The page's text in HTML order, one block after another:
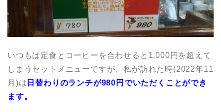
いつもは定食とコーヒーを合わせると1,000円を超えて
しまうセットメニューですが、私が訪れた時(2022年11
月)は 日替わりのランチが980円でいただくことができ
ます。